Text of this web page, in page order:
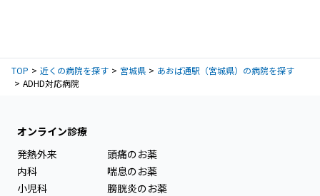
TOP 近くの病院を探す 宮城県
あおば通駅（宮城県）の病院を探す
ADHD対応病院
オンライン診療
発熱外来
内科
小児科
頭痛のお薬
喘息のお薬
膀胱炎のお薬